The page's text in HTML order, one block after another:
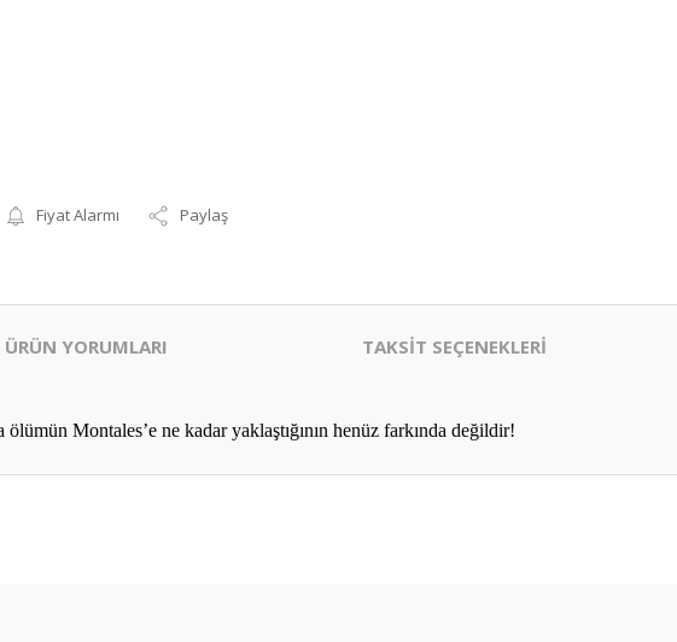
Fiyat Alarmı Paylaş
ÜRÜN YORUMLARI TAKSİT SEÇENEKLERİ
Montales’e ne kadar yaklaştığının henüz farkında değildir!